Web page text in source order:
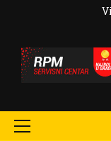
Primary